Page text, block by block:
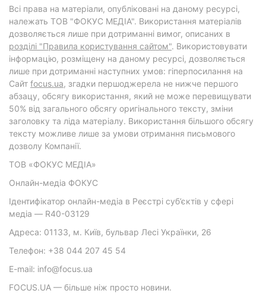
Всі права на матеріали, опубліковані на даному ресурсі,
належать ТОВ "ФОКУС МЕДІА". Використання матеріалів
дозволяється лише при дотриманні вимог, описаних в
розділі "Правила користування сайтом". Використовувати
інформацію, розміщену на даному ресурсі, дозволяється
лише при дотриманні наступних умов: гіперпосилання на
Cайт focus.ua, згадки першоджерела не нижче першого
абзацу, обсягу використання, який не може перевищувати
50% від загального обсягу оригінального тексту, зміни
заголовку та ліда матеріалу. Використання більшого обсягу
тексту можливе лише за умови отримання письмового
дозволу Компанії.
ТОВ «ФОКУС МЕДІА»
Онлайн-медіа ФОКУС
Ідентифікатор онлайн-медіа в Реєстрі суб’єктів у сфері
медіа — R40-03129
Адреса: 01133, м. Київ, бульвар Лесі Українки, 26
Телефон: +38 044 207 45 54
E-mail: info@focus.ua
FOCUS.UA — більше ніж просто новини.